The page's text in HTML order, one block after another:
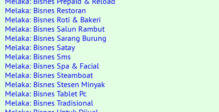
Melaka: Bisnes Restoran
Melaka: Bisnes Roti & Bakeri
Melaka: Bisnes Salun Rambut
Melaka: Bisnes Sarang Burung
Melaka: Bisnes Satay
Melaka: Bisnes Sms
Melaka: Bisnes Spa & Facial
Melaka: Bisnes Steamboat
Melaka: Bisnes Stesen Minyak
Melaka: Bisnes Tablet Pc
Melaka: Bisnes Tradisional